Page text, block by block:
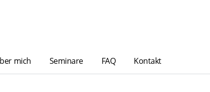
mich Seminare FAQ Kontakt